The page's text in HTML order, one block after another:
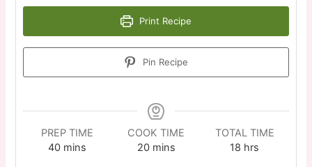
Print Recipe
Pin Recipe
PREP TIME
40 mins
COOK TIME
20 mins
TOTAL TIME
18 hrs